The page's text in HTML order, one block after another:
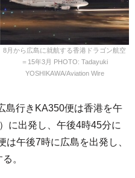
8月から広島に就航する香港ドラゴン航空
＝15年3月 PHOTO: Tadayuki
YOSHIKAWA/Aviation Wire
行きKA350便は香港を午
に出発し、午後4時45分に
午後7時に広島を出発し、
。